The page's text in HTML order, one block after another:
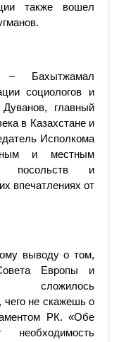
также вошел
– Бахытжамал
социологов и
главный
в Казахстане и
Исполкома
и местным
посольств и
впечатлениях от
выводу о том,
Европы и
сложилось
чего не скажешь о
РК. «Обе
необходимость